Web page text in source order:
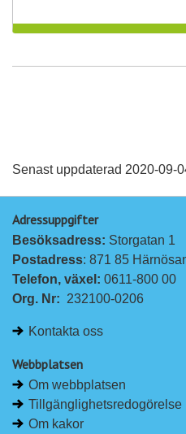
Senast uppdaterad 2020-09-
Adressuppgifter
Besöksadress: Storgatan 1
Postadress: 871 85
Telefon, växel: 0611-800 00
Org. Nr: 232100-0206
Kontakta oss
Webbplatsen
Om webbplatsen
Tillgänglighetsredogörelse
Om kakor